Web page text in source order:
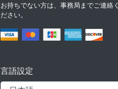
お持ちでない方は、事務局までご連絡く
ださい。
言語設定